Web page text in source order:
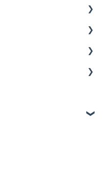
zu Shore Pay